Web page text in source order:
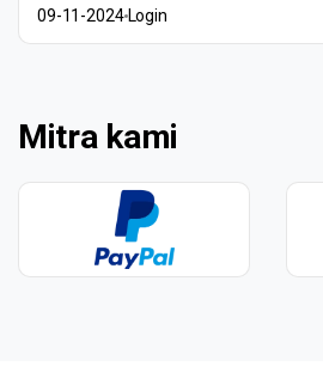
09-11-2024Login
Mitra kami